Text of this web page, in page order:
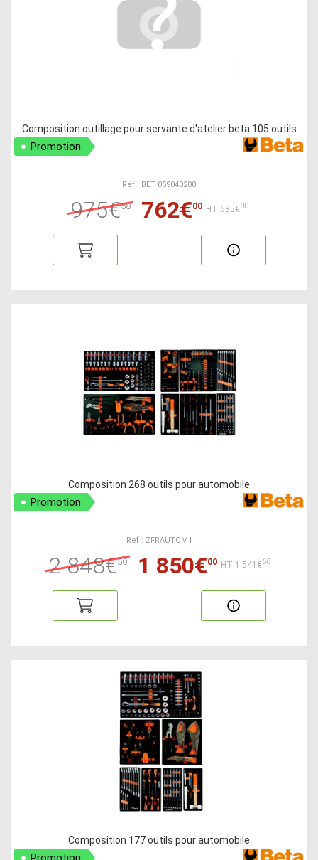
Composition outillage pour servante d'atelier beta 105 outils
Promotion
Ref : BET 059040200
975€58 762€00 HT:635€00
Composition 268 outils pour automobile
Promotion
Ref : ZFRAUTOM1
2 848€50 1 850€00 HT:1 541€66
Composition 177 outils pour automobile